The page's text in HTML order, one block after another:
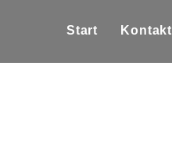
Start Kontakt